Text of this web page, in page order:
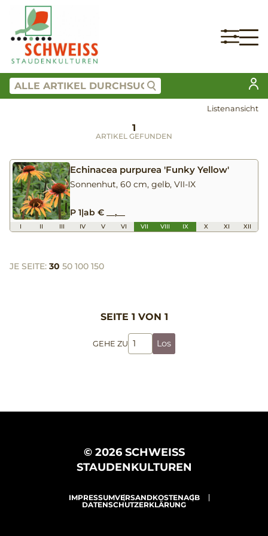
Listenansicht
1
ARTIKEL GEFUNDEN
Echinacea purpurea 'Funky Yellow'
Sonnenhut, 60 cm, gelb, VII-IX
P 1|ab € __,__
I II III IV V VI VII VIII IX X XI XII
JE SEITE: 30 50 100 150
SEITE 1 VON 1
GEHE ZU Los
© 2026 SCHWEISS
STAUDENKULTUREN
IMPRESSUMVERSANDKOSTENAGB
DATENSCHUTZERKLÄRUNG